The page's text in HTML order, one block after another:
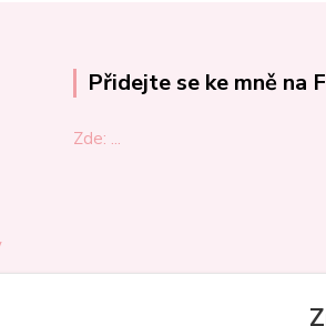
Přidejte se ke mně na
Zde: ...